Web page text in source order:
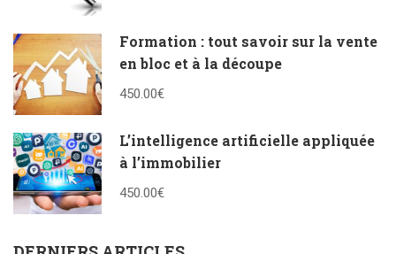
Formation : tout savoir sur la vente
en bloc et à la découpe
450.00€
L’intelligence artificielle appliquée
à l’immobilier
450.00€